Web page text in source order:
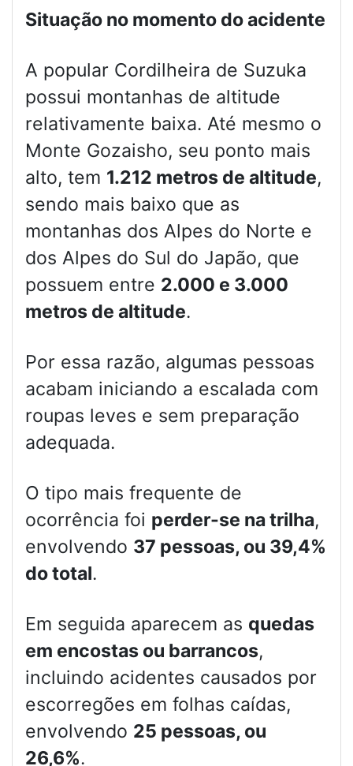
Situação no momento do acidente
A popular Cordilheira de Suzuka
possui montanhas de altitude
relativamente baixa. Até mesmo o
Monte Gozaisho, seu ponto mais
alto, tem 1.212 metros de altitude,
sendo mais baixo que as
montanhas dos Alpes do Norte e
dos Alpes do Sul do Japão, que
possuem entre 2.000 e 3.000
metros de altitude.
Por essa razão, algumas pessoas
acabam iniciando a escalada com
roupas leves e sem preparação
adequada.
O tipo mais frequente de
ocorrência foi perder-se na trilha,
envolvendo 37 pessoas, ou 39,4%
do total.
Em seguida aparecem as quedas
em encostas ou barrancos,
incluindo acidentes causados por
escorregões em folhas caídas,
envolvendo 25 pessoas, ou
26,6%.